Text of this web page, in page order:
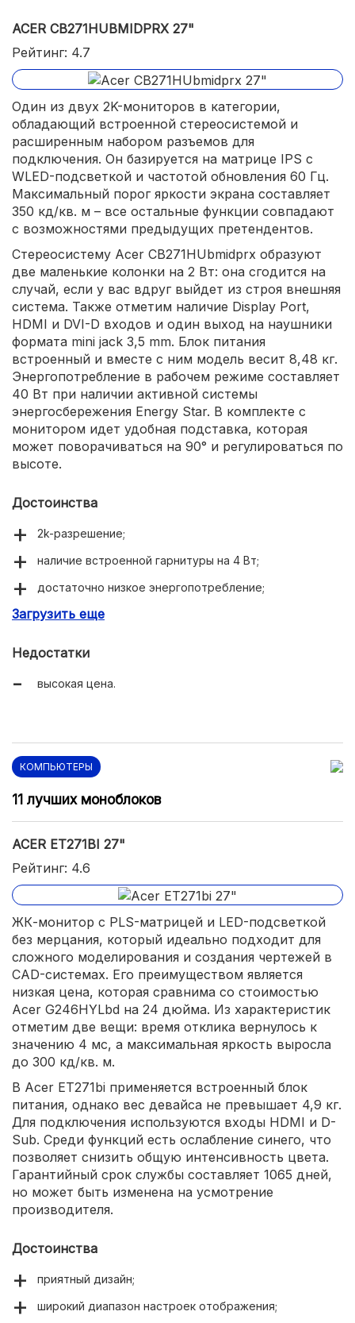
ACER CB271HUBMIDPRX 27"
Рейтинг: 4.7
Один из двух 2K-мониторов в категории,
обладающий встроенной стереосистемой и
расширенным набором разъемов для
подключения. Он базируется на матрице IPS с
WLED-подсветкой и частотой обновления 60 Гц.
Максимальный порог яркости экрана составляет
350 кд/кв. м – все остальные функции совпадают
с возможностями предыдущих претендентов.
Стереосистему Acer CB271HUbmidprx образуют
две маленькие колонки на 2 Вт: она сгодится на
случай, если у вас вдруг выйдет из строя внешняя
система. Также отметим наличие Display Port,
HDMI и DVI-D входов и один выход на наушники
формата mini jack 3,5 mm. Блок питания
встроенный и вместе с ним модель весит 8,48 кг.
Энергопотребление в рабочем режиме составляет
40 Вт при наличии активной системы
энергосбережения Energy Star. В комплекте с
монитором идет удобная подставка, которая
может поворачиваться на 90° и регулироваться по
высоте.
Достоинства
2k-разрешение;
наличие встроенной гарнитуры на 4 Вт;
достаточно низкое энергопотребление;
регулировка подставки по высоте.
Загрузить еще
Недостатки
высокая цена.
КОМПЬЮТЕРЫ
11 лучших моноблоков
ACER ET271BI 27"
Рейтинг: 4.6
ЖК-монитор с PLS-матрицей и LED-подсветкой
без мерцания, который идеально подходит для
сложного моделирования и создания чертежей в
CAD-системах. Его преимуществом является
низкая цена, которая сравнима со стоимостью
Acer G246HYLbd на 24 дюйма. Из характеристик
отметим две вещи: время отклика вернулось к
значению 4 мс, а максимальная яркость выросла
до 300 кд/кв. м.
В Acer ET271bi применяется встроенный блок
питания, однако вес девайса не превышает 4,9 кг.
Для подключения используются входы HDMI и D-
Sub. Среди функций есть ослабление синего, что
позволяет снизить общую интенсивность цвета.
Гарантийный срок службы составляет 1065 дней,
но может быть изменена на усмотрение
производителя.
Достоинства
приятный дизайн;
широкий диапазон настроек отображения;